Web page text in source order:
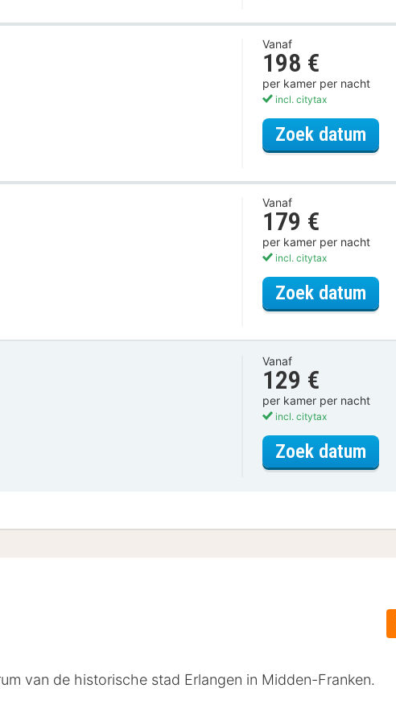
Vanaf
198 €
per kamer per nacht
incl. citytax
Zoek datum
Vanaf
179 €
per kamer per nacht
incl. citytax
Zoek datum
Vanaf
129 €
per kamer per nacht
incl. citytax
Zoek datum
van de historische stad Erlangen in Midden-Franken.